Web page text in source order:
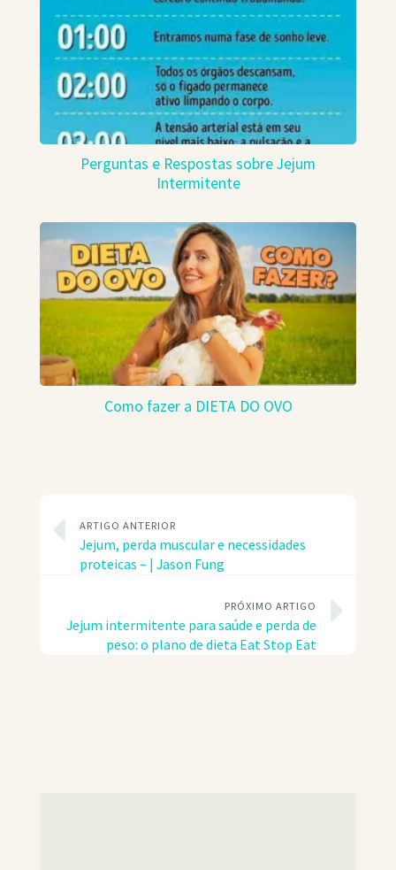
Perguntas e Respostas sobre Jejum
Intermitente
Como fazer a DIETA DO OVO
ARTIGO ANTERIOR
Jejum, perda muscular e necessidades
proteicas – | Jason Fung
PRÓXIMO ARTIGO
Jejum intermitente para saúde e perda de
peso: o plano de dieta Eat Stop Eat